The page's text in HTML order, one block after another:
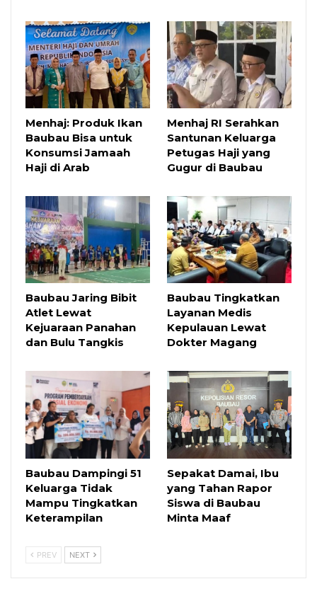
Menhaj: Produk Ikan
Baubau Bisa untuk
Konsumsi Jamaah
Haji di Arab
Menhaj RI Serahkan
Santunan Keluarga
Petugas Haji yang
Gugur di Baubau
Baubau Jaring Bibit
Atlet Lewat
Kejuaraan Panahan
dan Bulu Tangkis
Baubau Tingkatkan
Layanan Medis
Kepulauan Lewat
Dokter Magang
Baubau Dampingi 51
Keluarga Tidak
Mampu Tingkatkan
Keterampilan
Sepakat Damai, Ibu
yang Tahan Rapor
Siswa di Baubau
Minta Maaf
PREV NEXT